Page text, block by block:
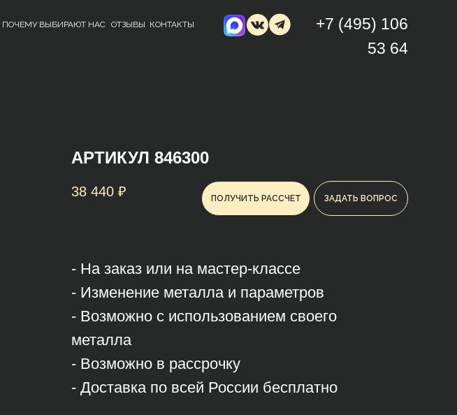
ПОЧЕМУ ВЫБИРАЮТ НАС ОТЗЫВЫ КОНТАКТЫ
+7 (495) 106
53 64
ПОЛУЧИТЬ РАССЧЕТ ЗАДАТЬ ВОПРОС
АРТИКУЛ 846300
38 440 ₽
- На заказ или на мастер-классе
- Изменение металла и параметров
- Возможно с использованием своего
металла
- Возможно в рассрочку
- Доставка по всей России бесплатно